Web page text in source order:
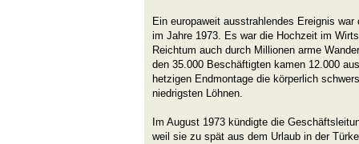
Ein europaweit ausstrahlendes Ereignis war
im Jahre 1973. Es war die Hochzeit im
Reichtum auch durch Millionen arme
den 35.000 Beschäftigten kamen 12.000
hetzigen Endmontage die körperlich
niedrigsten Löhnen.
Im August 1973 kündigte die
weil sie zu spät aus dem Urlaub in der